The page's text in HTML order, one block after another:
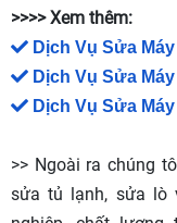
>>>> Xem thêm:
Dịch Vụ Sửa
Dịch Vụ Sửa
Dịch Vụ Sửa
>> Ngoài ra chúng
sửa tủ lạnh, sửa lò